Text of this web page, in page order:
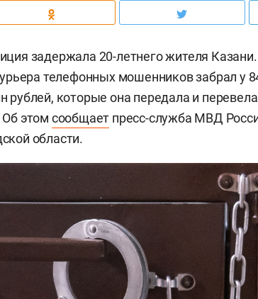
задержала 20-летнего жителя
телефонных мошенников забрал у
рублей, которые она передала и
Об этом сообщает пресс-служба МВД
области.